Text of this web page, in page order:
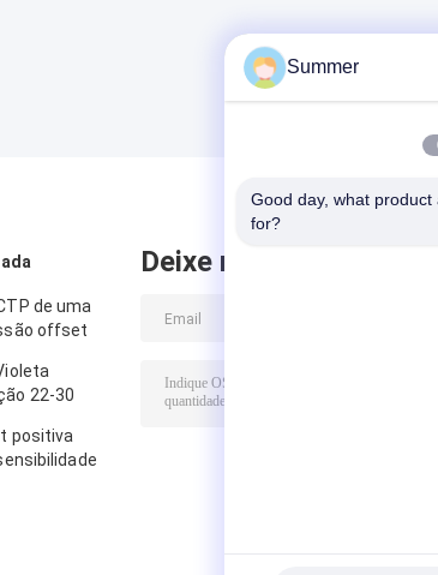
Equipamento de
impressão 830nm
de uma
offset
22-30
positiva
Deixe mensagem
Summer
Good day, what product
for?